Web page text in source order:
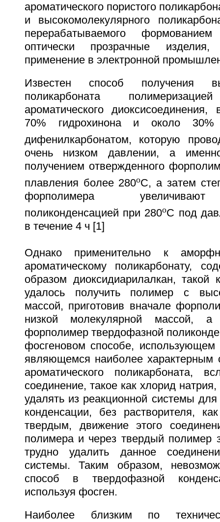
ароматического пористого
и высокомолекулярного
перерабатываемого
оптически прозрачные
применение в электронной
Известен способ получения
поликарбоната
ароматического
70% гидрохинона и около
дифенилкарбонатом, которую
очень низком давлении, а
получением отвержденного
плавления более 280оС, а затем
форполимера
поликонденсацией при 280оС под
в течение 4 ч [1]
Однако применительно к
ароматическому поликарбонату,
образом диоксидиарилалкан,
удалось получить полимер с
массой, приготовив вначале
низкой молекулярной массой, а
форполимер твердофазной
фосгеновом способе, использующем
являющемся наиболее характерным
ароматического поликарбоната,
соединение, такое как хлорид
удалять из реакционной системы
конденсации, без растворителя,
твердым, движение этого
полимера и через твердый полимер
трудно удалить данное
системы. Таким образом,
способ в твердофазной
используя фосген.
Наиболее близким по